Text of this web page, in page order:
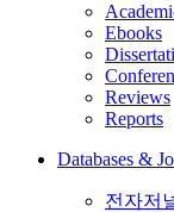
Ebooks
Reviews
Reports
Databases &
전자저